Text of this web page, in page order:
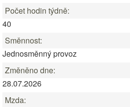
Počet hodin týdně:
40
Směnnost:
Jednosměnný provoz
Změněno dne:
28.07.2026
Mzda: